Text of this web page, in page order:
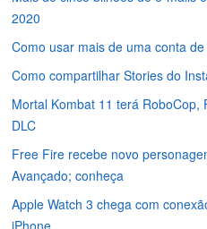
2020
Como usar mais de uma conta
Como compartilhar Stories do
Mortal Kombat 11 terá
DLC
Free Fire recebe novo
Avançado; conheça
Apple Watch 3 chega com
iPhone